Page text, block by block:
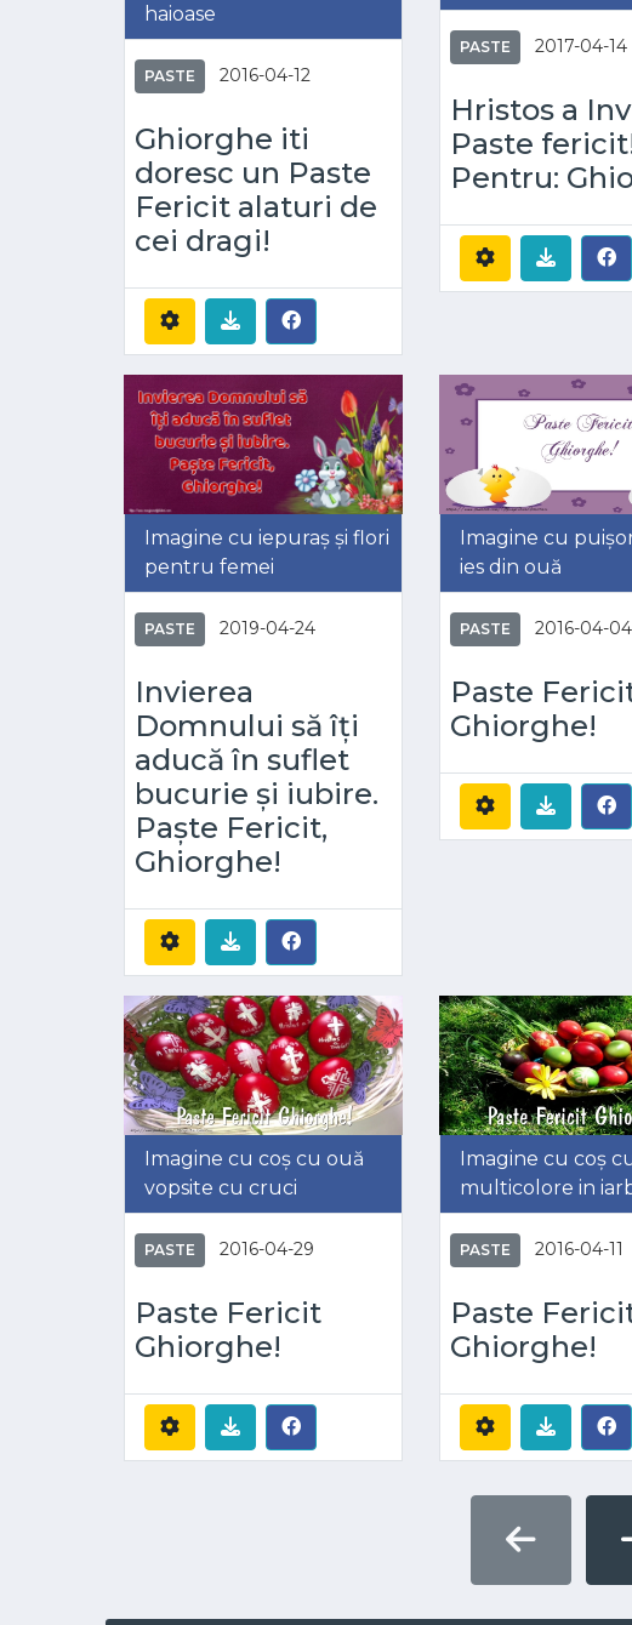
haioase
PASTE 2016-04-12
Ghiorghe iti
doresc un Paste
Fericit alaturi de
cei dragi!
PASTE 2017-04-14
Hristos a
Paste
Pentru:
Imagine cu iepuraș și flori
pentru femei
PASTE 2019-04-24
Invierea
Domnului să îți
aducă în suflet
bucurie și iubire.
Paște Fericit,
Ghiorghe!
Imagine cu
ies din ouă
PASTE 2016-04-04
Paste
Ghiorghe!
Imagine cu coș cu ouă
vopsite cu cruci
PASTE 2016-04-29
Paste Fericit
Ghiorghe!
Imagine cu coș
multicolore in
PASTE 2016-04-11
Paste
Ghiorghe!